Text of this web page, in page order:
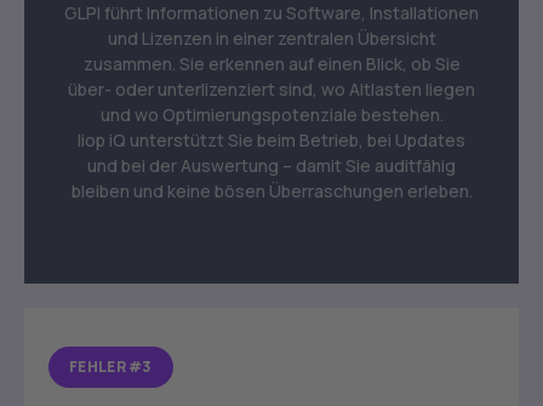
GLPI führt Informationen zu Software, Installationen
und Lizenzen in einer zentralen Übersicht
zusammen. Sie erkennen auf einen Blick, ob Sie
über- oder unterlizenziert sind, wo Altlasten liegen
und wo Optimierungspotenziale bestehen.
liop iQ unterstützt Sie beim Betrieb, bei Updates
und bei der Auswertung – damit Sie auditfähig
bleiben und keine bösen Überraschungen erleben.
FEHLER #3